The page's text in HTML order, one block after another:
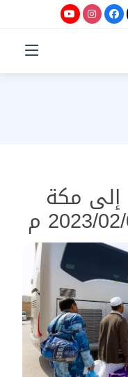
حافلة إلى مكة